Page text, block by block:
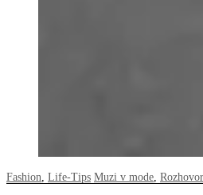
Fashion Life-Tips Muzi v mode Rozhovor